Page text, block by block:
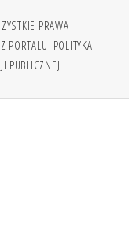
PRAWA
PORTALU POLITYKA
PUBLICZNEJ